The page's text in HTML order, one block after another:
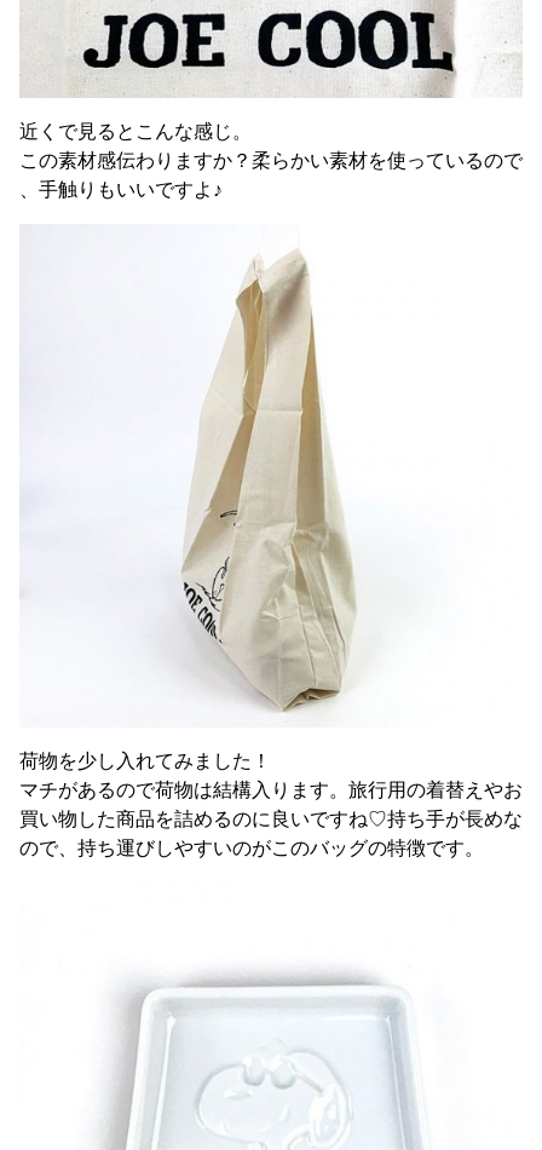
近くで見るとこんな感じ。
この素材感伝わりますか？柔らかい素材を使っているので
、手触りもいいですよ♪
荷物を少し入れてみました！
マチがあるので荷物は結構入ります。旅行用の着替えやお
買い物した商品を詰めるのに良いですね♡持ち手が長めな
ので、持ち運びしやすいのがこのバッグの特徴です。